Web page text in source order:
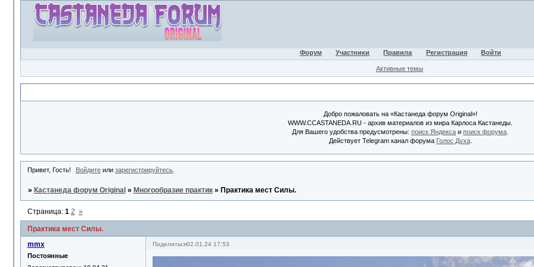
Форум Участники Правила Регистрация Войти
Активные темы
Добро пожаловать на «Кастанеда форум Original»!
WWW.CCASTANEDA.RU - архив материалов из мира Карлоса Кастанеды.
Для Вашего удобства предусмотрены:поиск Яндекса ипоиск форума
Действует Telegram канал форума Голос Духа.
Привет, Гость! Войдите илизарегистрируйтесь
» Кастанеда форум Original » Многообразие практик » Практика мест Силы.
Практика мест Силы.
Страница: 1 2 »
Поделиться02.01.24 17:53
mmx
Постоянные